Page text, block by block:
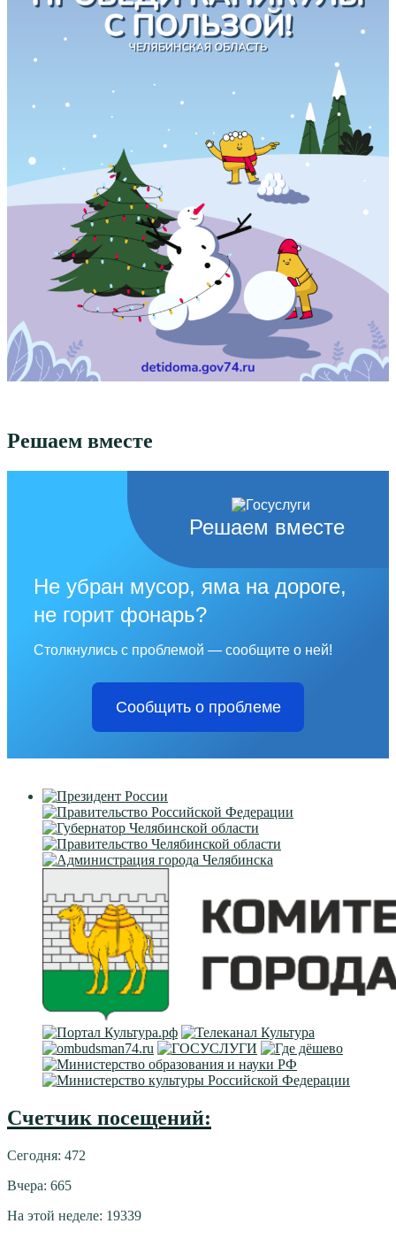
Решаем вместе
Решаем вместе
Не убран мусор, яма на дороге,
не горит фонарь?
Столкнулись с проблемой — сообщите о ней!
Сообщить о проблеме
Счетчик посещений:
Сегодня: 472
Вчера: 665
На этой неделе: 19339